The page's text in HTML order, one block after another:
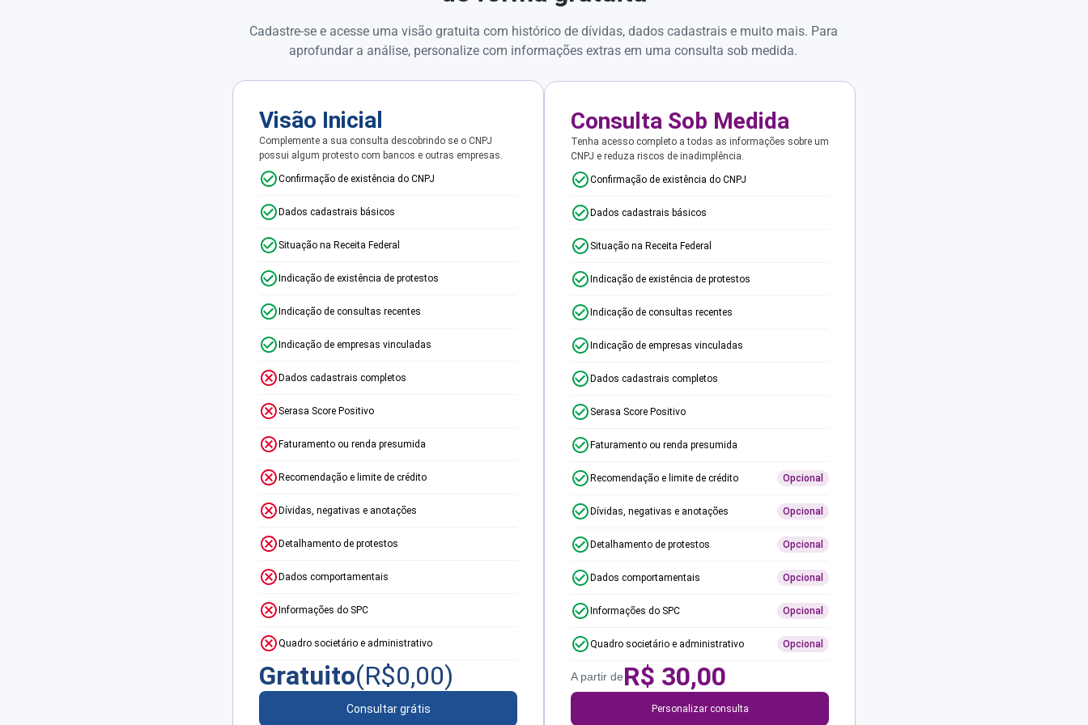
Cadastre-se e acesse uma visão gratuita com histórico de dívidas, dados cadastrais e muito mais. Para
aprofundar a análise, personalize com informações extras em uma consulta sob medida.
Visão Inicial
Complemente a sua consulta descobrindo se o CNPJ
possui algum protesto com bancos e outras empresas.
Confirmação de existência do CNPJ
Dados cadastrais básicos
Situação na Receita Federal
Indicação de existência de protestos
Indicação de consultas recentes
Indicação de empresas vinculadas
Dados cadastrais completos
Serasa Score Positivo
Faturamento ou renda presumida
Recomendação e limite de crédito
Dívidas, negativas e anotações
Detalhamento de protestos
Dados comportamentais
Informações do SPC
Quadro societário e administrativo
Gratuito(R$0,00)
Consultar grátis
Consulta Sob Medida
Tenha acesso completo a todas as informações sobre um
CNPJ e reduza riscos de inadimplência.
Confirmação de existência do CNPJ
Dados cadastrais básicos
Situação na Receita Federal
Indicação de existência de protestos
Indicação de consultas recentes
Indicação de empresas vinculadas
Dados cadastrais completos
Serasa Score Positivo
Faturamento ou renda presumida
Recomendação e limite de crédito Opcional
Dívidas, negativas e anotações Opcional
Detalhamento de protestos Opcional
Dados comportamentais Opcional
Informações do SPC Opcional
Quadro societário e administrativo Opcional
A partir deR$ 30,00
Personalizar consulta